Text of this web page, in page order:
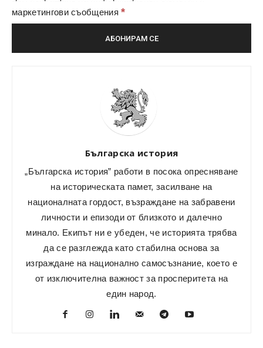
маркетингови съобщения*
Българска история
„Българска история” работи в посока опресняване
на историческата памет, засилване на
националната гордост, възраждане на забравени
личности и епизоди от близкото и далечно
минало. Екипът ни е убеден, че историята трябва
да се разглежда като стабилна основа за
изграждане на национално самосъзнание, което е
от изключителна важност за просперитета на
един народ.